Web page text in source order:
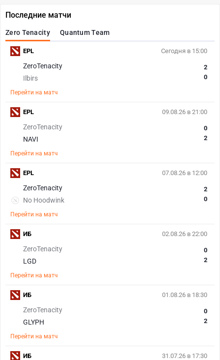
Последние матчи
Zero Tenacity Quantum Team
Сегодня в 15:00
ZeroTenacity
Ilbirs
2
0
Перейти на матч
EPL
09.08.26 в 21:00
ZeroTenacity
NAVI
0
2
Перейти на матч
EPL
07.08.26 в 12:00
ZeroTenacity
No Hoodwink
2
0
Перейти на матч
EPL
02.08.26 в 22:00
ZeroTenacity
LGD
0
2
Перейти на матч
ИБ
01.08.26 в 18:30
ZeroTenacity
GLYPH
0
2
Перейти на матч
ИБ
31.07.26 в 17:30
ИБ